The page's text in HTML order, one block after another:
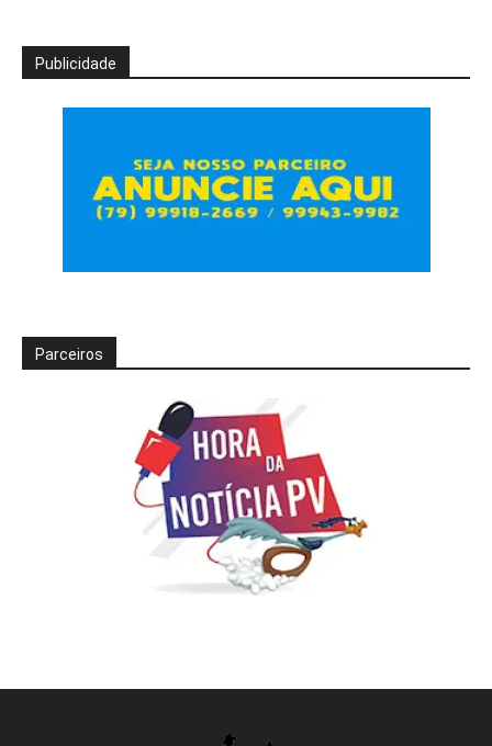
Publicidade
Parceiros